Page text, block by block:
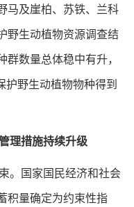
马及崖柏、苏铁、兰科
野生动植物资源调查结
数量总体稳中有升，
护野生动植物物种得到
理措施持续升级
。国家国民经济和社会
积量确定为约束性指